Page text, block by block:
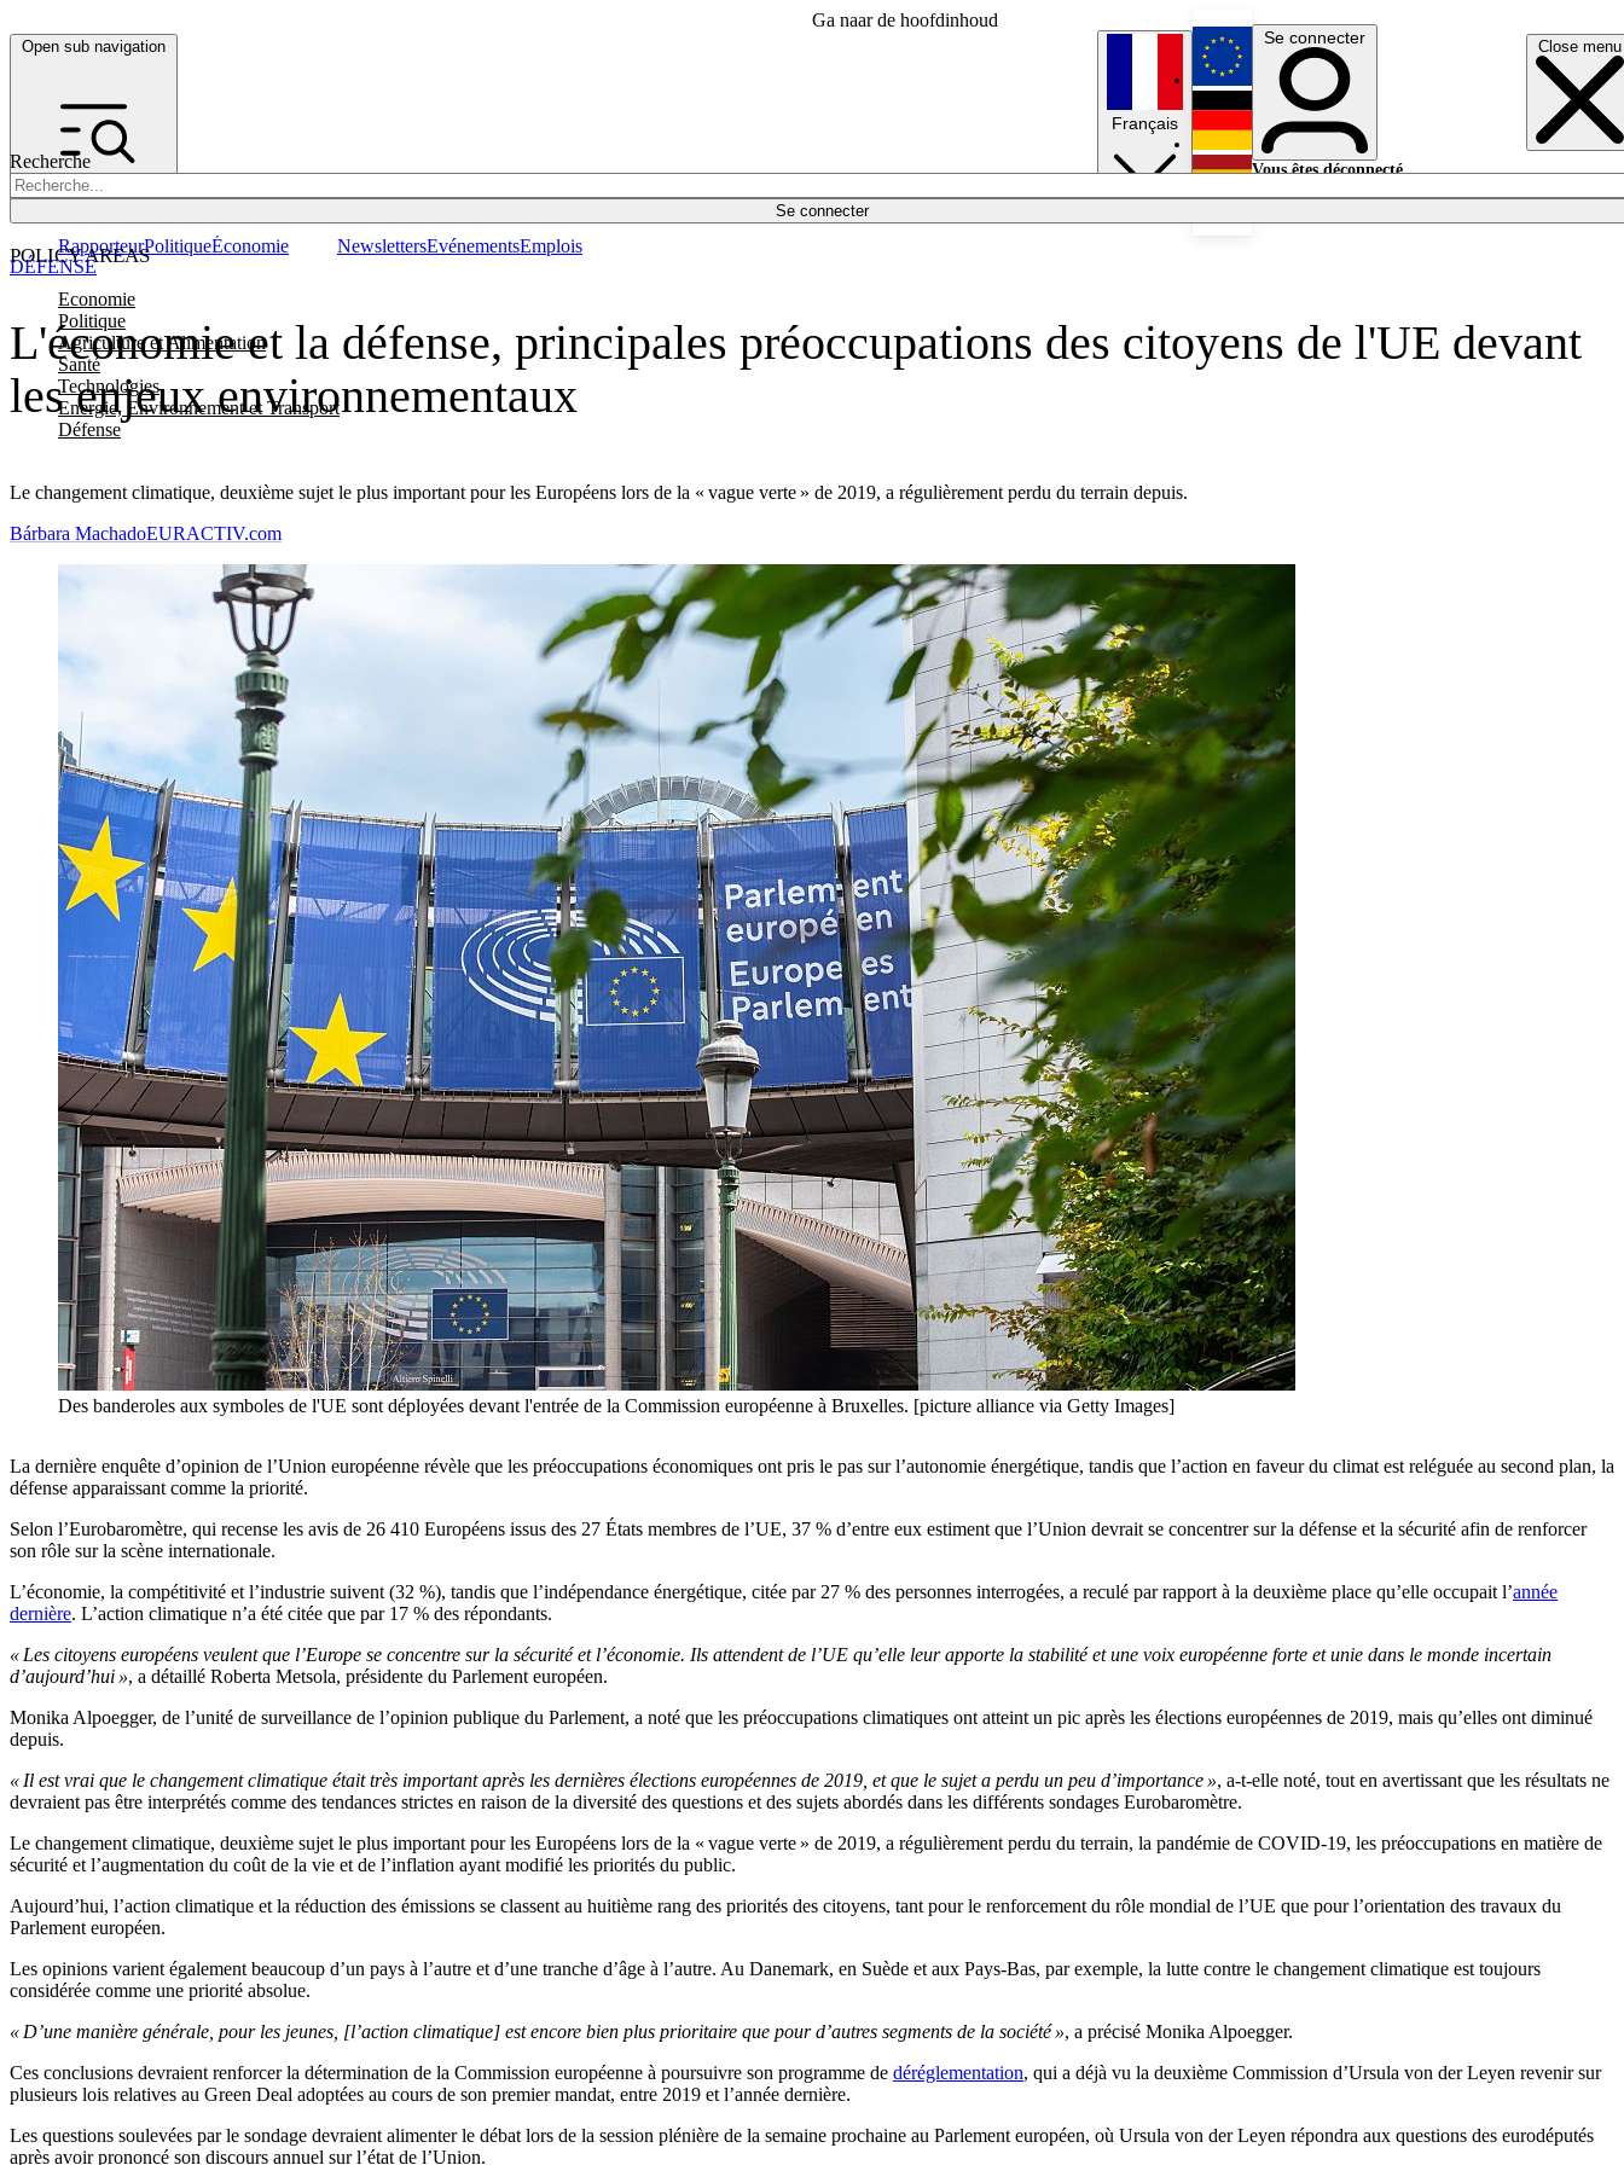
Ga naar de hoofdinhoud
Open sub navigation Close menu
Recherche
Se connecter
POLICY AREAS
Economie
Politique
Agriculture et Alimentation
Santé
Technologies
Energie, Environnement et Transport
Défense
RapporteurPolitiqueÉconomie NewslettersEvénementsEmplois
Français
English
Deutsch
Se connecter
Vous êtes déconnecté.
L'économie et la défense, principales préoccupations des citoyens de l'UE devant
les enjeux environnementaux
Le changement climatique, deuxième sujet le plus important pour les Européens lors de la « vague verte » de 2019, a régulièrement perdu du terrain depuis.
DÉFENSE
Bárbara MachadoEURACTIV.com
Des banderoles aux symboles de l'UE sont déployées devant l'entrée de la Commission européenne à Bruxelles. [picture alliance via Getty Images]
La dernière enquête d’opinion de l’Union européenne révèle que les préoccupations économiques ont pris le pas sur l’autonomie énergétique, tandis que l’action en faveur du climat est reléguée au second plan, la
défense apparaissant comme la priorité.
Selon l’Eurobaromètre, qui recense les avis de 26 410 Européens issus des 27 États membres de l’UE, 37 % d’entre eux estiment que l’Union devrait se concentrer sur la défense et la sécurité afin de renforcer
son rôle sur la scène internationale.
L’économie, la compétitivité et l’industrie suivent (32 %), tandis que l’indépendance énergétique, citée par 27 % des personnes interrogées, a reculé par rapport à la deuxième place qu’elle occupait l’année
dernière. L’action climatique n’a été citée que par 17 % des répondants.
« Les citoyens européens veulent que l’Europe se concentre sur la sécurité et l’économie. Ils attendent de l’UE qu’elle leur apporte la stabilité et une voix européenne forte et unie dans le monde incertain
d’aujourd’hui », a détaillé Roberta Metsola, présidente du Parlement européen.
Monika Alpoegger, de l’unité de surveillance de l’opinion publique du Parlement, a noté que les préoccupations climatiques ont atteint un pic après les élections européennes de 2019, mais qu’elles ont diminué
depuis.
« Il est vrai que le changement climatique était très important après les dernières élections européennes de 2019, et que le sujet a perdu un peu d’importance », a-t-elle noté, tout en avertissant que les résultats ne
devraient pas être interprétés comme des tendances strictes en raison de la diversité des questions et des sujets abordés dans les différents sondages Eurobaromètre.
Le changement climatique, deuxième sujet le plus important pour les Européens lors de la « vague verte » de 2019, a régulièrement perdu du terrain, la pandémie de COVID-19, les préoccupations en matière de
sécurité et l’augmentation du coût de la vie et de l’inflation ayant modifié les priorités du public.
Aujourd’hui, l’action climatique et la réduction des émissions se classent au huitième rang des priorités des citoyens, tant pour le renforcement du rôle mondial de l’UE que pour l’orientation des travaux du
Parlement européen.
Les opinions varient également beaucoup d’un pays à l’autre et d’une tranche d’âge à l’autre. Au Danemark, en Suède et aux Pays-Bas, par exemple, la lutte contre le changement climatique est toujours
considérée comme une priorité absolue.
« D’une manière générale, pour les jeunes, [l’action climatique] est encore bien plus prioritaire que pour d’autres segments de la société », a précisé Monika Alpoegger.
Ces conclusions devraient renforcer la détermination de la Commission européenne à poursuivre son programme de déréglementation, qui a déjà vu la deuxième Commission d’Ursula von der Leyen revenir sur
plusieurs lois relatives au Green Deal adoptées au cours de son premier mandat, entre 2019 et l’année dernière.
Les questions soulevées par le sondage devraient alimenter le débat lors de la session plénière de la semaine prochaine au Parlement européen, où Ursula von der Leyen répondra aux questions des eurodéputés
après avoir prononcé son discours annuel sur l’état de l’Union.